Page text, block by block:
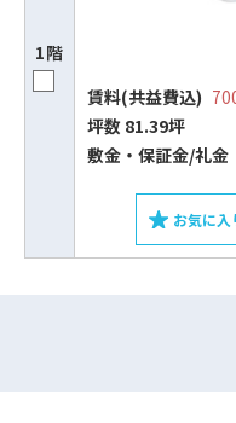
1階
賃料(共益費込)
坪数 81.39坪
敷⾦‧保証⾦/礼⾦
お気に入
ビルコ
をお